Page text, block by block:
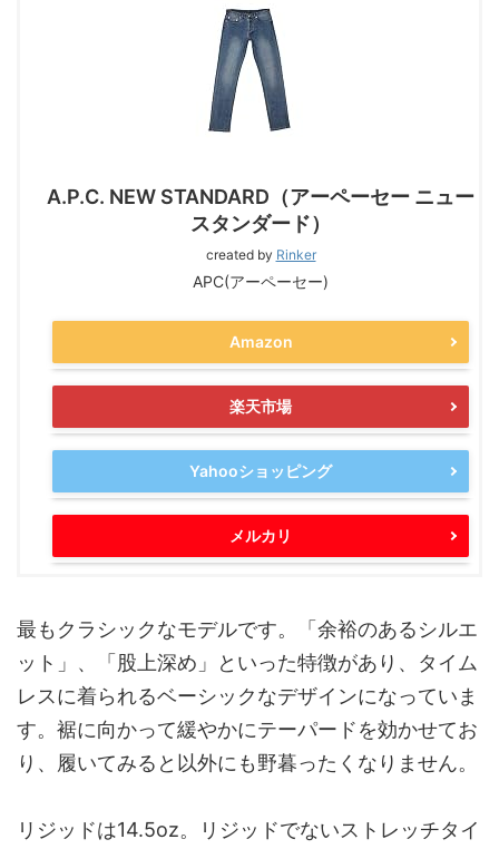
A.P.C. NEW STANDARD（アーペーセー ニュー
スタンダード）
created by Rinker
APC(アーペーセー)
Amazon
楽天市場
Yahooショッピング
メルカリ
最もクラシックなモデルです。「余裕のあるシルエ
ット」、「股上深め」といった特徴があり、タイム
レスに着られるベーシックなデザインになっていま
す。裾に向かって緩やかにテーパードを効かせてお
り、履いてみると以外にも野暮ったくなりません。
リジッドは14.5oz。リジッドでないストレッチタイ